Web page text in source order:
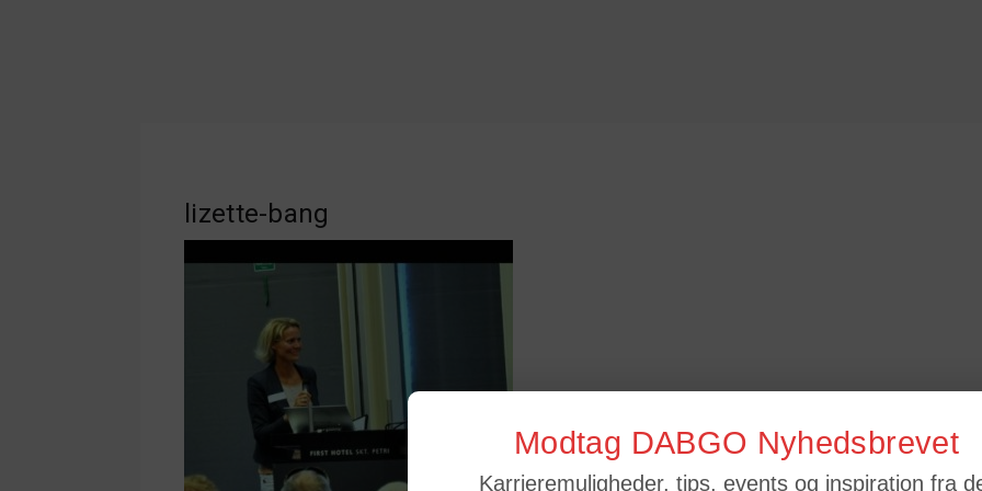
lizette-bang
Modtag DABGO Nyhedsbrevet
Karrieremuligheder, tips, events og inspiration fra